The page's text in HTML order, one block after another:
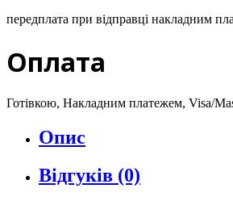
передплата при відправці накладним
Оплата
Готівкою, Накладним платежем, Visa/
Опис
Відгуків (0)